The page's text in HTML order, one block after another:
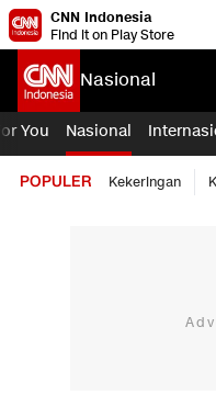
CNN Indonesia
Find it on Play Store
Nasional
You Nasional
POPULER Kekeringan